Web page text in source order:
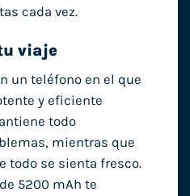
cada vez.
viaje
un teléfono en el que
y eficiente
todo
mientras que
todo se sienta fresco.
5200 mAh te